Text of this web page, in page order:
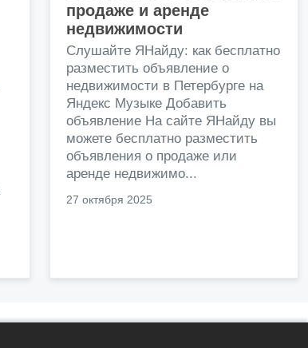
продаже и аренде
недвижимости
Слушайте ЯНайду: как бесплатно
разместить объявление о
недвижимости в Петербурге на
Яндекс Музыке Добавить
объявление На сайте ЯНайду вы
можете бесплатно разместить
объявления о продаже или
аренде недвижимо...
27 октября 2025